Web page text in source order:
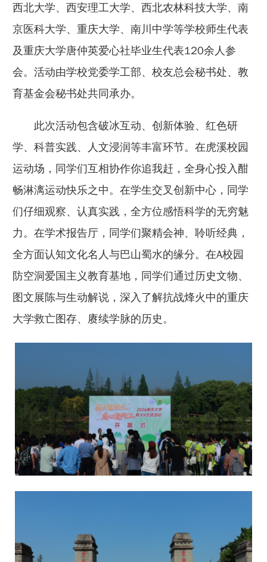
西北大学、西安理工大学、西北农林科技大学、南
京医科大学、重庆大学、南川中学等学校师生代表
及重庆大学唐仲英爱心社毕业生代表120余人参
会。活动由学校党委学工部、校友总会秘书处、教
育基金会秘书处共同承办。
此次活动包含破冰互动、创新体验、红色研
学、科普实践、人文浸润等丰富环节。在虎溪校园
运动场，同学们互相协作你追我赶，全身心投入酣
畅淋漓运动快乐之中。在学生交叉创新中心，同学
们仔细观察、认真实践，全方位感悟科学的无穷魅
力。在学术报告厅，同学们聚精会神、聆听经典，
全方面认知文化名人与巴山蜀水的缘分。在A校园
防空洞爱国主义教育基地，同学们通过历史文物、
图文展陈与生动解说，深入了解抗战烽火中的重庆
大学救亡图存、赓续学脉的历史。